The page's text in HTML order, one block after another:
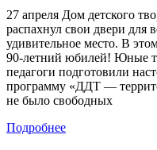
27 апреля Дом детского
распахнул свои двери для
удивительное место. В
90-летний юбилей! Юные
педагоги подготовили
программу «ДДТ —
не было свободных
Подробнее